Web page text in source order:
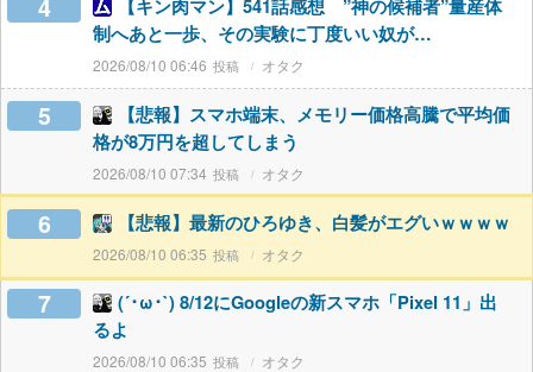
4
【キン肉マン】541話感想 ”神の候補者”量産体
制へあと一歩、その実験に丁度いい奴が…
2026/08/10 06:46 オタク
5
【悲報】スマホ端末、メモリー価格高騰で平均価
格が8万円を超してしまう
2026/08/10 07:34 オタク
6 【悲報】最新のひろゆき、白髪がエグいｗｗｗｗ
2026/08/10 06:35 オタク
7
(´･ω･`) 8/12にGoogleの新スマホ「Pixel 11」出
るよ
2026/08/10 06:35 オタク